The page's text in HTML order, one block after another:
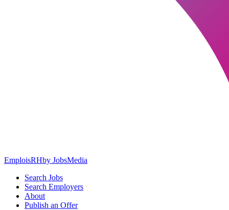
EmploisRHby JobsMedia
Search Jobs
Search Employers
About
Publish an Offer